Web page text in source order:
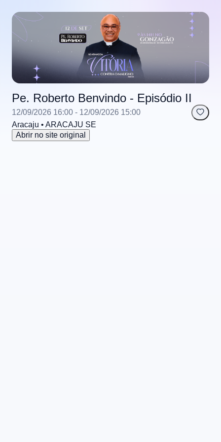
Pe. Roberto Benvindo - Episódio II
12/09/2026 16:00 - 12/09/2026 15:00
Aracaju • ARACAJU SE
Abrir no site original